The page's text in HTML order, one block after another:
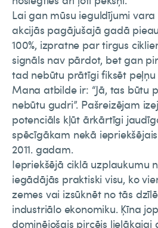
Lai gan mūsu ieguldījumi
akcijās pagājušajā gadā
100%, izpratne par tirgus
signāls nav pārdot, bet gan
tad nebūtu prātīgi fiksēt peļņu
Mana atbilde ir: “Jā, tas būtu
nebūtu gudri”. Pašreizējam
potenciāls kļūt ārkārtīgi
spēcīgākam nekā
2011. gadam.
Iepriekšējā ciklā uzplaukumu
iegādājās praktiski visu, ko
zemes vai izsūknēt no tās
industriālo ekonomiku. Ķīna
dominējošais pircējs lielākajai